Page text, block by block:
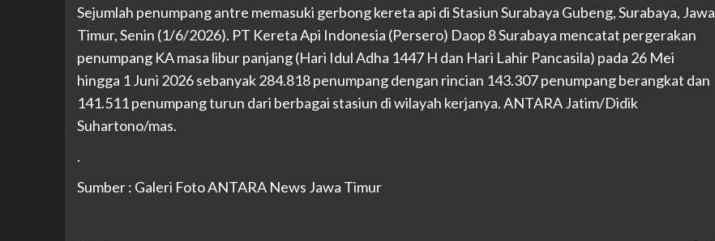
Sejumlah penumpang antre memasuki gerbong kereta api di Stasiun Surabaya Gubeng, Surabaya, Jawa
Timur, Senin (1/6/2026). PT Kereta Api Indonesia (Persero) Daop 8 Surabaya mencatat pergerakan
penumpang KA masa libur panjang (Hari Idul Adha 1447 H dan Hari Lahir Pancasila) pada 26 Mei
hingga 1 Juni 2026 sebanyak 284.818 penumpang dengan rincian 143.307 penumpang berangkat dan
141.511 penumpang turun dari berbagai stasiun di wilayah kerjanya. ANTARA Jatim/Didik
Suhartono/mas.
.
Sumber : Galeri Foto ANTARA News Jawa Timur